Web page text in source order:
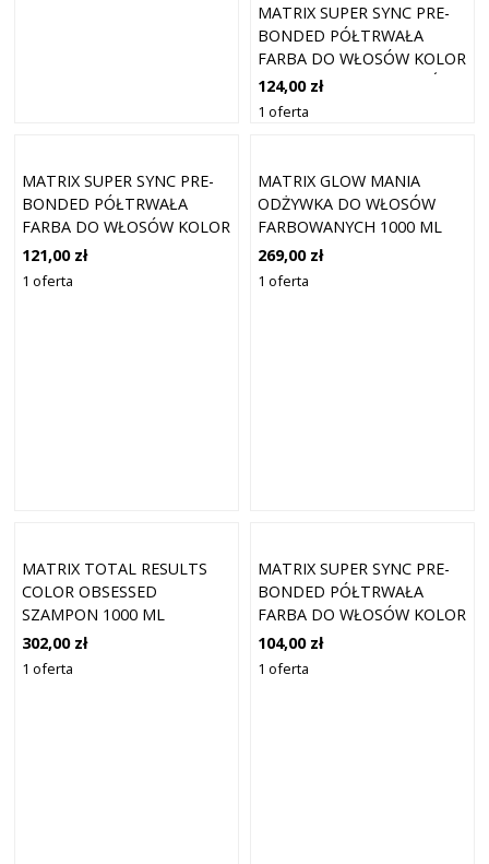
MATRIX SUPER SYNC PRE-
BONDED PÓŁTRWAŁA
FARBA DO WŁOSÓW KOLOR
6RC+ CZERWONA MIEDŹ+
CIEMNY BLONDE 90 ML
124,00 zł
1 oferta
MATRIX SUPER SYNC PRE-
BONDED PÓŁTRWAŁA
FARBA DO WŁOSÓW KOLOR
10A ASH EXTRA LIGHT
BLONDE 90 ML
121,00 zł
1 oferta
MATRIX GLOW MANIA
ODŻYWKA DO WŁOSÓW
FARBOWANYCH 1000 ML
269,00 zł
1 oferta
MATRIX TOTAL RESULTS
COLOR OBSESSED
SZAMPON 1000 ML
302,00 zł
1 oferta
MATRIX SUPER SYNC PRE-
BONDED PÓŁTRWAŁA
FARBA DO WŁOSÓW KOLOR
10V FIOLETOWY EXTRA
JASNY BLONDE 90 ML
104,00 zł
1 oferta